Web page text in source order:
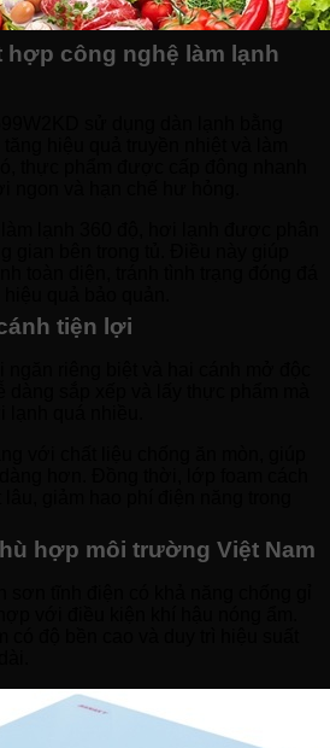
hợp công nghệ làm lạnh
tiện lợi
hợp môi trường Việt Nam